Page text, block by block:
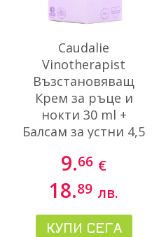
Caudalie
Vinotherapist
Възстановяващ
Крем за ръце и
нокти 30 ml +
Балсам за устни 4,5
9.66 €
18.89 лв.
КУПИ СЕГА